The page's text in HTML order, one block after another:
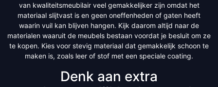
van kwaliteitsmeubilair veel gemakkelijker zijn omdat het
materiaal slijtvast is en geen oneffenheden of gaten heeft
waarin vuil kan blijven hangen. Kijk daarom altijd naar de
materialen waaruit de meubels bestaan voordat je besluit om ze
te kopen. Kies voor stevig materiaal dat gemakkelijk schoon te
maken is, zoals leer of stof met een speciale coating.
Denk aan extra